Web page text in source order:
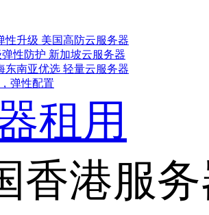
性升级 美国高防云服务器
性防护 新加坡云服务器
东南亚优选 轻量云服务器
弹性配置
租用
香港服